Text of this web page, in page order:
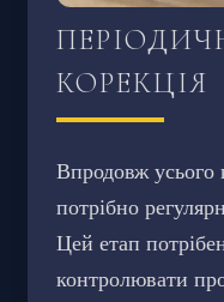
КОРЕКЦІЯ
Впродовж усього
потрібно
Цей етап
контролювати